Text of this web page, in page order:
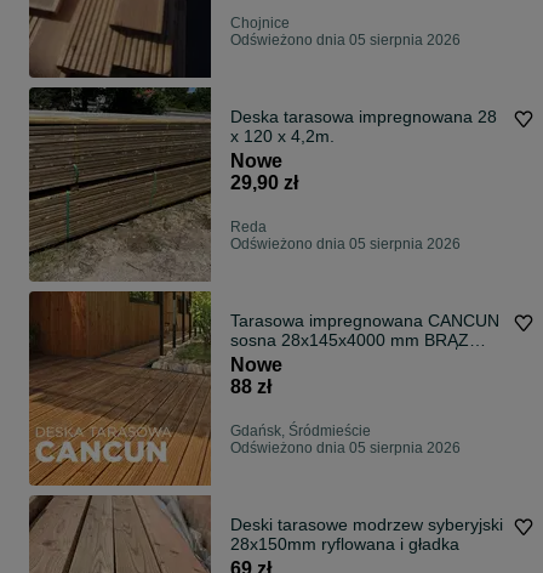
Chojnice
Odświeżono dnia 05 sierpnia 2026
Deska tarasowa impregnowana 28
x 120 x 4,2m.
Nowe
29,90 zł
Reda
Odświeżono dnia 05 sierpnia 2026
Tarasowa impregnowana CANCUN
sosna 28x145x4000 mm BRĄZ
EXTRA CENA
Nowe
88 zł
Gdańsk, Śródmieście
Odświeżono dnia 05 sierpnia 2026
Deski tarasowe modrzew syberyjski
28x150mm ryflowana i gładka